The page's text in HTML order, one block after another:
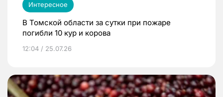
Интересное
В Томской области за сутки при пожаре
погибли 10 кур и корова
12:04 / 25.07.26